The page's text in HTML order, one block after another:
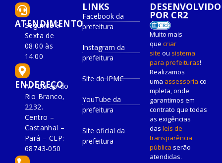
ATENDIMENTO
Segunda à
Sexta de
08:00 às
14:00
ENDEREÇO
Av. Barão do
Rio Branco,
2232.
Centro –
Castanhal –
Pará – CEP:
68743-050
LINKS
Facebook da
prefeitura
Instagram da
prefeitura
Site do IPMC
YouTube da
prefeitura
Site oficial da
prefeitura
DESENVOLVIDO
POR CR2
Muito mais
que criar
site ou sistema
para prefeituras!
Realizamos
uma assessoria co
mpleta, onde
garantimos em
contrato que todas
as exigências
das leis de
transparência
pública serão
atendidas.